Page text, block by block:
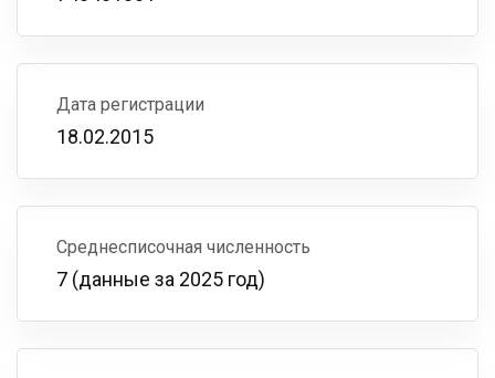
Дата регистрации
18.02.2015
Среднесписочная численность
7 (данные за 2025 год)